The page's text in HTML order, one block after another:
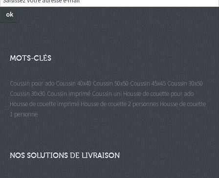
ok
MOTS-CLÉS
Coussin pour ado Coussin 40x40 Coussin 50x50 Coussin 45x45Coussin 30x50
Coussin 30x30 Coussin imprimé Coussin uni Housse de couette pour ado
Housse de couette imprimé Housse de couette 2 personnes Housse de couette
1 personne
NOS SOLUTIONS DE LIVRAISON